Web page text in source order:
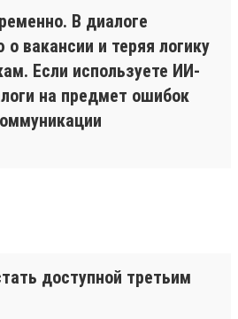
В диалоге
вакансии и теряя логику
Если используете ИИ-
на предмет ошибок
доступной третьим